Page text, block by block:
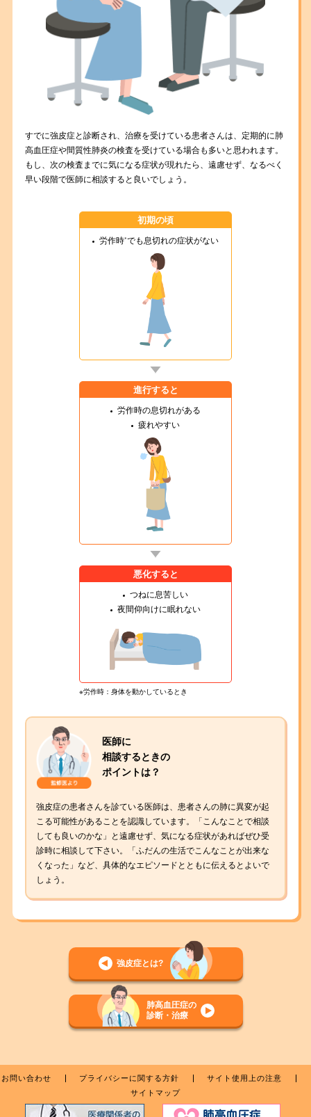
すでに強皮症と診断され、治療を受けている患者さんは、定期的に肺
高血圧症や間質性肺炎の検査を受けている場合も多いと思われます。
もし、次の検査までに気になる症状が現れたら、遠慮せず、なるべく
早い段階で医師に相談すると良いでしょう。
初期の頃
労作時※でも息切れの症状がない
進行すると
労作時の息切れがある
疲れやすい
悪化すると
つねに息苦しい
夜間仰向けに眠れない
※労作時：身体を動かしているとき
医師に
相談するときの
ポイントは？
強皮症の患者さんを診ている医師は、患者さんの肺に異変が起
こる可能性があることを認識しています。「こんなことで相談
しても良いのかな」と遠慮せず、気になる症状があればぜひ受
診時に相談して下さい。「ふだんの生活でこんなことが出来な
くなった」など、具体的なエピソードとともに伝えるとよいで
しょう。
強皮症とは?
肺高血圧症の
診断・治療
お問い合わせ プライバシーに関する方針
サイト使用上の注意
サイトマップ